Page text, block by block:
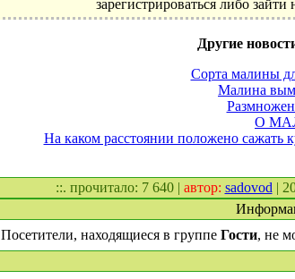
зарегистрироваться либо
Другие
Сорта малины
Малина
О
На каком расстоянии положено
::. прочитало: 7 640 | автор: sadovod |
Посетители, находящиеся в группе Гости, не